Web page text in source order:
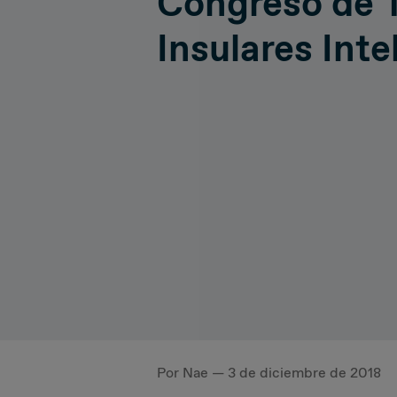
Hiperconnectivity
Insulares
Por Nae — 3 de diciembre de 2018